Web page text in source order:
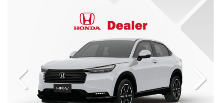
Previous Next